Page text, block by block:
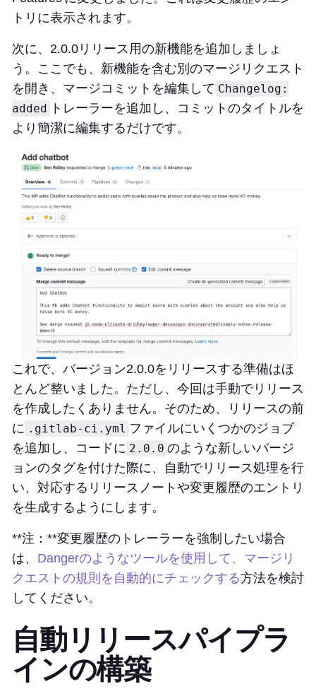
トリに表示されます。
次に、2.0.0リリース用の新機能を追加しましょ
う。ここでも、新機能を含む別のマージリクエスト
を開き、マージコミットを編集して Changelog:
added トレーラーを追加し、コミットのタイトルを
より簡潔に編集するだけです。
これで、バージョン2.0.0をリリースする準備はほ
とんど整いました。ただし、今回は手動でリリース
を作成したくありません。そのため、リリースの前
に .gitlab-ci.yml ファイルにいくつかのジョブ
を追加し、コードに 2.0.0 のような新しいバージ
ョンのタグを付けた際に、自動でリリース処理を行
い、対応するリリースノートや変更履歴のエントリ
を生成するようにします。
**注：**変更履歴のトレーラーを強制したい場合
は、 Dangerのようなツールを使用して、マージリ
クエストの規則を自動的にチェックする方法を検討
してください。
自動リリースパイプラ
インの構築